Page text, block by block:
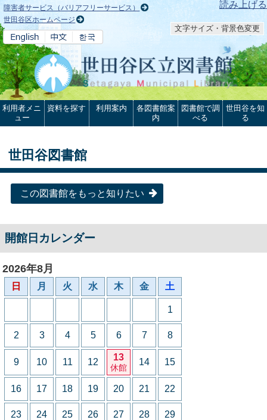
本文へ 読み上げる
障害者サービス（バリアフリーサービス）
世田谷区ホームページ
文字サイズ・背景色変更
利用者メニ
ュー
資料を探す 利用案内
各図書館案
内
図書館で調
べる
世田谷を知
る
世田谷図書館
この図書館をもっと知りたい
開館日カレンダー
2026年8月
日 月 火 水 木 金 土
1
2 3 4 5 6 7 8
9 10 11 12 13
休館
14 15
16 17 18 19 20 21 22
23 24 25 26 27 28 29